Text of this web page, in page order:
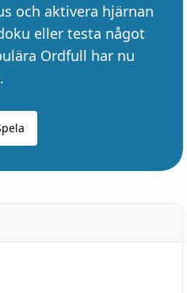
och aktivera hjärnan
eller testa något
Ordfull har nu